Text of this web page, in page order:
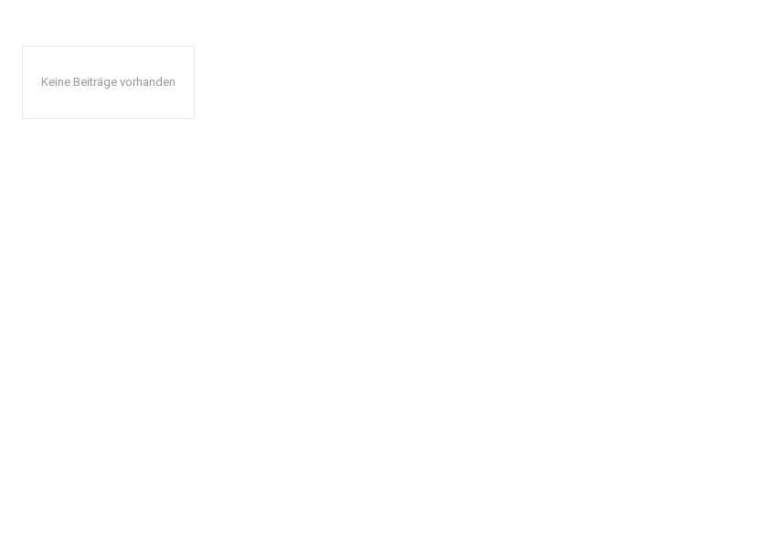
Keine Beiträge vorhanden